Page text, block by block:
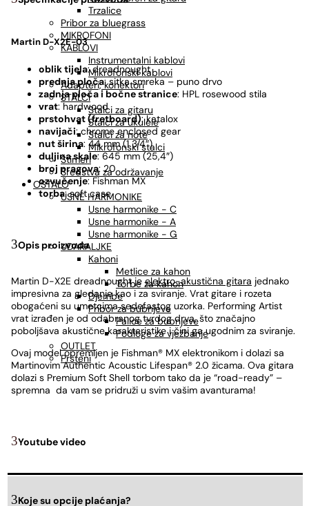
Trzalice
Pribor za bluegrass
MIKROFONI
KABLOVI
Instrumentalni kablovi
Mikrofonski kablovi
Adapteri, konektori
STALCI
Stalci za gitaru
Stalci za ukulele
Stalci za note
Mikrofonski stalci
Štimeri
Sredstva za održavanje
OSTALO
USNE HARMONIKE
Usne harmonike - C
Usne harmonike - A
Usne harmonike - G
UDARALJKE
Kahoni
Metlice za kahon
Torbe za kahon
Djembe
Pribor za bubnjeve
Palice za bubnjeve
Podloge za vježbanje
OUTLET
Prsteni
Martin D-X2E-03
oblik tijela: dreadnought
prednja ploča: sitka smreka – puno drvo
zadnja ploča i bočne stranice: HPL rosewood stila
vrat: hardwood
prstohvat (fretboard): katalox
navijači: chrome enclosed gear
nut širina: 44 mm (1 3/4″)
duljina skale: 645 mm (25,4″)
broj pragova: 20
ozvučenje: Fishman MX
torba: soft case
Opis proizvoda
Martin D-X2E dreadnought jeelektro-akustična gitara jednako
impresivna za gledanje kao i za sviranje. Vrat gitare i rozeta
obogaćeni su umetcima sedefastog uzorka. Performing Artist
vrat izrađen je od odabranog tvrdog drva, što značajno
poboljšava akustične karakteristike i čini ga ugodnim za sviranje.
Ovaj model opremljen je Fishman® MX elektronikom i dolazi sa
Martinovim Authentic Acoustic Lifespan® 2.0 žicama. Ova gitara
dolazi s Premium Soft Shell torbom tako da je “road-ready” –
spremna da vam se pridruži u svim vašim avanturama!
Youtube video
Koje su opcije plaćanja?